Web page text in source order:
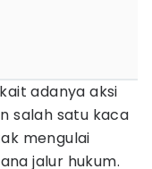
adanya aksi
salah satu kaca
mengulai
jalur hukum.